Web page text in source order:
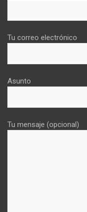
Tu correo electrónico
Asunto
Tu mensaje (opcional)